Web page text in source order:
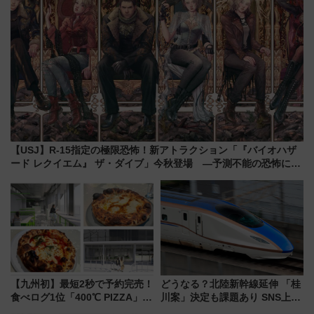
【USJ】R-15指定の極限恐怖！新アトラクション「『バイオハザ
ード レクイエム』 ザ・ダイブ」今秋登場 ―予測不能の恐怖に泣
【九州初】最短2秒で予約完売！
食べログ1位「400℃ PIZZA」が
どうなる？北陸新幹線延伸 「桂
川案」決定も課題あり SNS上の